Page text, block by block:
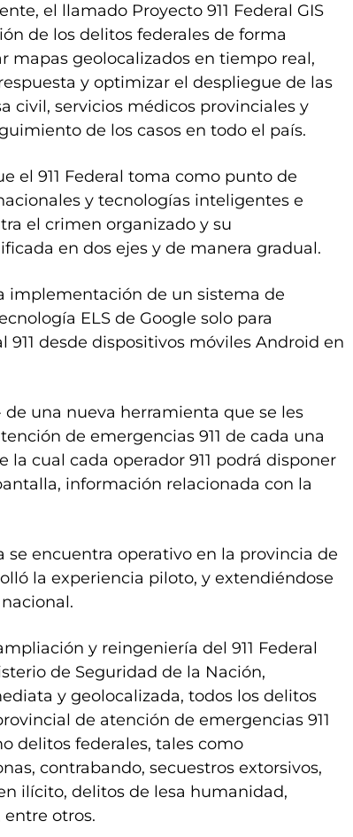
el llamado Proyecto 911 Federal GIS
de los delitos federales de forma
mapas geolocalizados en tiempo real,
y optimizar el despliegue de las
civil, servicios médicos provinciales y
de los casos en todo el país.
el 911 Federal toma como punto de
y tecnologías inteligentes e
el crimen organizado y su
en dos ejes y de manera gradual.
implementación de un sistema de
ELS de Google solo para
desde dispositivos móviles Android en
de una nueva herramienta que se les
de emergencias 911 de cada una
la cual cada operador 911 podrá disponer
información relacionada con la
se encuentra operativo en la provincia de
la experiencia piloto, y extendiéndose
y reingeniería del 911 Federal
de Seguridad de la Nación,
y geolocalizada, todos los delitos
de atención de emergencias 911
delitos federales, tales como
contrabando, secuestros extorsivos,
ilícito, delitos de lesa humanidad,
otros.